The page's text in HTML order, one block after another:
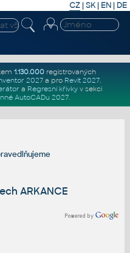
CZ | SK| EN | DE
1.130.000registrovaných
2027a pro Revit 2027.
a Regresní křivkyv sekci
AutoCADu 2027.
ARKANCE